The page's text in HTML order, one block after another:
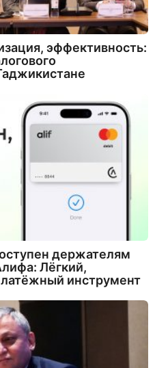
эффективность:
держателям
Лёгкий,
инструмент